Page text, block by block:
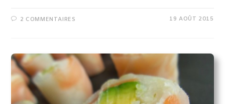
2 COMMENTAIRES 19 AOÛT 2015